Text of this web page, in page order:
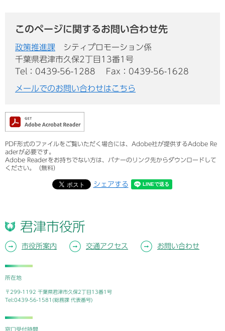
このページに関するお問い合わせ先
政策推進課
シティプロモーション係
千葉県君津市久保2丁目13番1号
Tel：0439-56-1288
Fax：0439-56-1628
メールでのお問い合わせはこちら
PDF形式のファイルをご覧いただく場合には、Adobe社が提供するAdobe Re
aderが必要です。
Adobe Readerをお持ちでない方は、バナーのリンク先からダウンロードして
ください。（無料）
シェアする
君津市役所
市役所案内 交通アクセス お問い合わせ
所在地
〒299-1192 千葉県君津市久保2丁目13番1号
Tel:0439-56-1581(総務課 代表番号)
窓口受付時間